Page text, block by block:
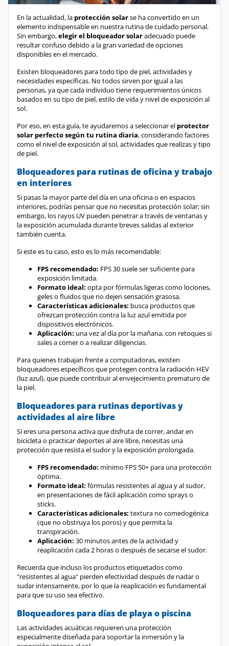
En la actualidad, laprotección solarse ha convertido en un
elemento indispensable en nuestra rutina de cuidado personal.
Sin embargo,elegir el bloqueador solaradecuado puede
resultar confuso debido a la gran variedad de opciones
disponibles en el mercado.
Existen bloqueadores para todo tipo de piel, actividades y
necesidades específicas. No todos sirven por igual a las
personas, ya que cada individuo tiene requerimientos únicos
basados en su tipo de piel, estilo de vida y nivel de exposición al
sol.
Por eso, en esta guía, te ayudaremos a seleccionar el
solar perfecto según tu rutina diaria, considerando factores
como el nivel de exposición al sol, actividades que realizas y tipo
de piel.
Bloqueadores para rutinas de oficina y trabajo
en interiores
Si pasas la mayor parte del día en una oficina o en espacios
interiores, podrías pensar que no necesitas protección solar; sin
embargo, los rayos UV pueden penetrar a través de ventanas y
la exposición acumulada durante breves salidas al exterior
también cuenta.
Si este es tu caso, esto es lo más recomendable:
FPS recomendado:FPS 30 suele ser suficiente para
exposición limitada.
Formato ideal:opta por fórmulas ligeras como lociones,
geles o fluidos que no dejen sensación grasosa.
Características adicionales:busca productos que
ofrezcan protección contra la luz azul emitida por
dispositivos electrónicos.
Aplicación: una vez al día por la mañana, con retoques si
sales a comer o a realizar diligencias.
Para quienes trabajan frente a computadoras, existen
bloqueadores específicos que protegen contra la radiación HEV
(luz azul), que puede contribuir al envejecimiento prematuro de
la piel.
Bloqueadores para rutinas deportivas y
actividades al aire libre
Si eres una persona activa que disfruta de correr, andar en
bicicleta o practicar deportes al aire libre, necesitas una
protección que resista el sudor y la exposición prolongada.
FPS recomendado:mínimo FPS 50+ para una protección
óptima.
Formato ideal:
fórmulas resistentes al agua y al sudor,
en presentaciones de fácil aplicación como sprays o
sticks.
Características adicionales:
textura no comedogénica
(que no obstruya los poros) y que permita la
transpiración.
Aplicación:30 minutos antes de la actividad y
reaplicación cada 2 horas o después de secarse el sudor.
Recuerda que incluso los productos etiquetados como
"resistentes al agua" pierden efectividad después de nadar o
sudar intensamente, por lo que la reaplicación es fundamental
para que su uso sea efectivo.
Bloqueadores para días de playa o piscina
Las actividades acuáticas requieren una protección
especialmente diseñada para soportar la inmersión y la
exposición intensa al sol.